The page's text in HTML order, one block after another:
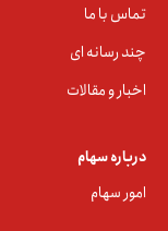
تماس با ما
چند رسانه ای
اخبار و مقالات
درباره سهام
امور سهام